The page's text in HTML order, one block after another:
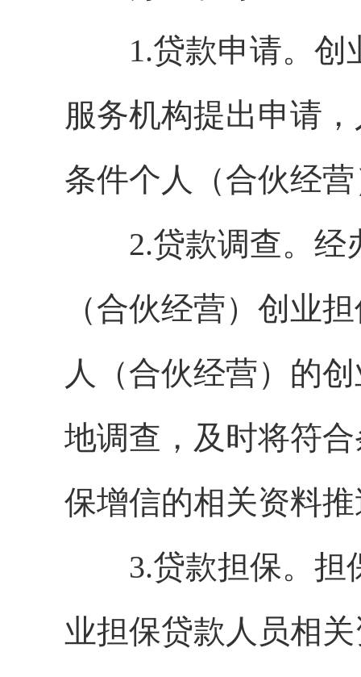
1.贷款申请。创
服务机构提出申请
条件个人（合伙经
2.贷款调查。经
（合伙经营）创业
人（合伙经营）的
地调查，及时将符
保增信的相关资料
3.贷款担保。担
业担保贷款人员相